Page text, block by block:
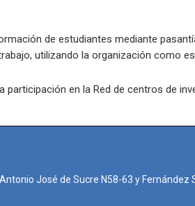
de estudiantes mediante
utilizando la organización como
en la Red de centros de
José de Sucre N58-63 y Fernández